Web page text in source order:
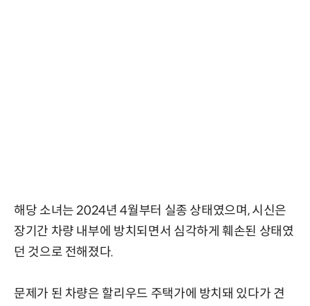
해당 소녀는 2024년 4월부터 실종 상태였으며, 시신은
장기간 차량 내부에 방치되면서 심각하게 훼손된 상태였
던 것으로 전해졌다.
문제가 된 차량은 할리우드 주택가에 방치돼 있다가 견